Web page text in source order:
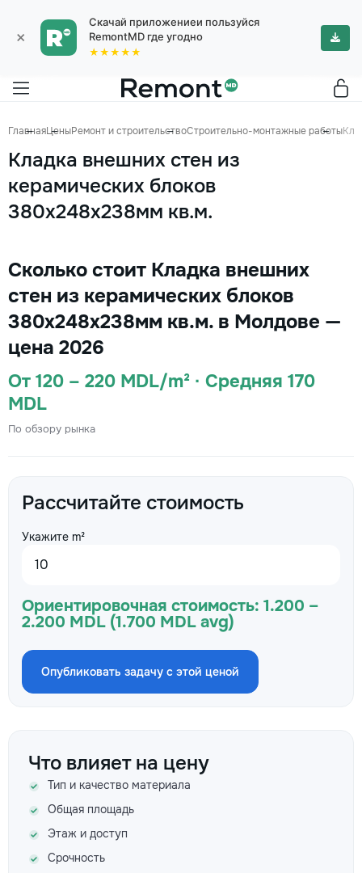
×
Скачай приложениеи пользуйся
RemontMD где угодно
★★★★★
ГлавнаяЦеныРемонт и строительствоСтроительно-монтажные работы
Кладка внешних стен из
керамических блоков
380х248х238мм кв.м.
Сколько стоит Кладка внешних
стен из керамических блоков
380х248х238мм кв.м. в Молдове —
цена 2026
От 120 – 220 MDL/m² · Средняя 170
MDL
По обзору рынка
Рассчитайте стоимость
Укажите m²
Ориентировочная стоимость: 1.200 –
2.200 MDL (1.700 MDL avg)
Опубликовать задачу с этой ценой
Что влияет на цену
Тип и качество материала
Общая площадь
Этаж и доступ
Срочность